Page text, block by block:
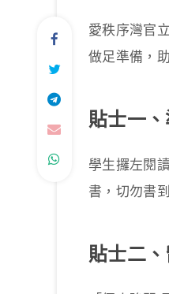
愛秩序灣官
做足準備，
貼士一
學生攞左閱
書，切勿書
貼士二